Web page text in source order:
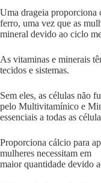
Uma drageia proporciona
ferro, uma vez que as
mineral devido ao ciclo
As vitaminas e minerais
tecidos e sistemas.
Sem eles, as células não
pelo Multivitamínico e
essenciais a todas as
Proporciona cálcio para
mulheres necessitam em
maior quantidade devido